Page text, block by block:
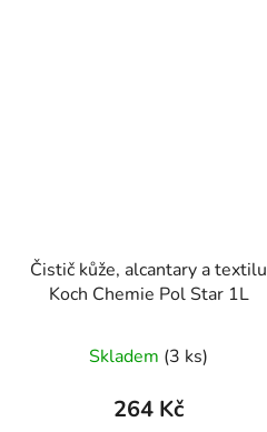
Čistič kůže, alcantary a textilu
Koch Chemie Pol Star 1L
Skladem (3 ks)
264 Kč